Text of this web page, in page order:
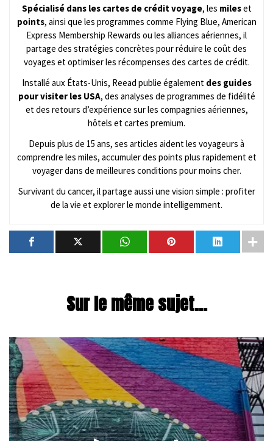
Spécialisé dans les cartes de crédit voyage, les mileset
points, ainsi que les programmes comme Flying Blue, American
Express Membership Rewards ou les alliances aériennes, il
partage des stratégies concrètes pour réduire le coût des
voyages et optimiser les récompenses des cartes de crédit.
Installé aux États-Unis, Reead publie également des guides
pour visiter les USA, des analyses de programmes de fidélité
et des retours d’expérience sur les compagnies aériennes,
hôtels et cartes premium.
Depuis plus de 15 ans, ses articles aident les voyageurs à
comprendre les miles, accumuler des points plus rapidement et
voyager dans de meilleures conditions pour moins cher.
Survivant du cancer, il partage aussi une vision simple : profiter
de la vie et explorer le monde intelligemment.
Sur le même sujet...